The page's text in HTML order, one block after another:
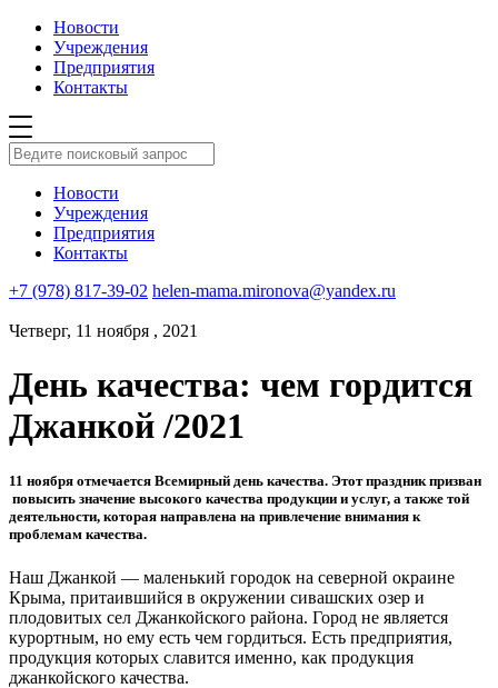
Новости
Учреждения
Предприятия
Контакты
Новости
Учреждения
Предприятия
Контакты
+7 (978) 817-39-02 helen-mama.mironova@yandex.ru
Четверг, 11 ноября , 2021
День качества: чем гордится
Джанкой /2021
11 ноября отмечается Всемирный день качества. Этот праздник призван
повысить значение высокого качества продукции и услуг, а также той
деятельности, которая направлена на привлечение внимания к
проблемам качества.
Наш Джанкой — маленький городок на северной окраине
Крыма, притаившийся в окружении сивашских озер и
плодовитых сел Джанкойского района. Город не является
курортным, но ему есть чем гордиться. Есть предприятия,
продукция которых славится именно, как продукция
джанкойского качества.